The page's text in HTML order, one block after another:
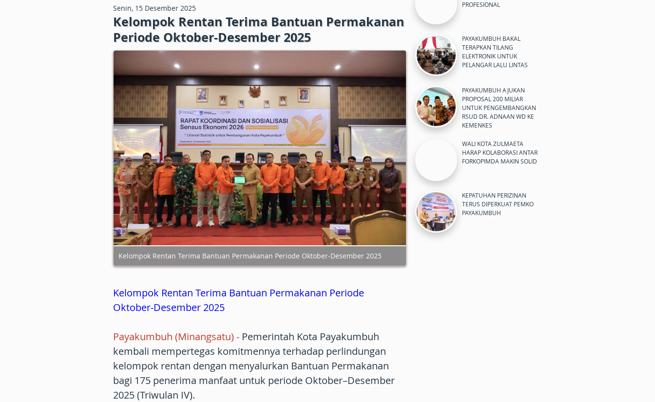
Senin, 15 Desember 2025
Kelompok Rentan Terima Bantuan Permakanan
Periode Oktober-Desember 2025
Kelompok Rentan Terima Bantuan Permakanan Periode Oktober-Desember 2025
Kelompok Rentan Terima Bantuan Permakanan Periode
Oktober-Desember 2025
Payakumbuh (Minangsatu) - Pemerintah Kota Payakumbuh
kembali mempertegas komitmennya terhadap perlindungan
kelompok rentan dengan menyalurkan Bantuan Permakanan
bagi 175 penerima manfaat untuk periode Oktober–Desember
2025 (Triwulan IV).
PROFESIONAL
PAYAKUMBUH BAKAL
TERAPKAN TILANG
ELEKTRONIK UNTUK
PELANGAR LALU LINTAS
PAYAKUMBUH AJUKAN
PROPOSAL 200 MILIAR
UNTUK PENGEMBANGKAN
RSUD DR. ADNAAN WD KE
KEMENKES
WALI KOTA ZULMAETA
HARAP KOLABORASI ANTAR
FORKOPIMDA MAKIN SOLID
KEPATUHAN PERIZINAN
TERUS DIPERKUAT PEMKO
PAYAKUMBUH